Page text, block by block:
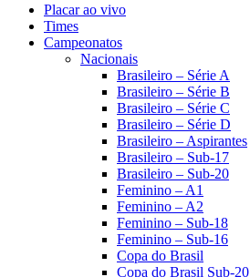
Placar ao vivo
Times
Campeonatos
Nacionais
Brasileiro – Série A
Brasileiro – Série B
Brasileiro – Série C
Brasileiro – Série D
Brasileiro – Aspirantes
Brasileiro – Sub-17
Brasileiro – Sub-20
Feminino – A1
Feminino – A2
Feminino – Sub-18
Feminino – Sub-16
Copa do Brasil
Copa do Brasil Sub-20